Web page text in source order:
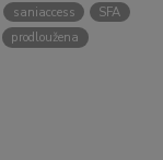
saniaccess
SFA
prodloužena